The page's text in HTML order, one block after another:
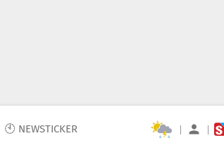
🕙 NEWSTICKER | |